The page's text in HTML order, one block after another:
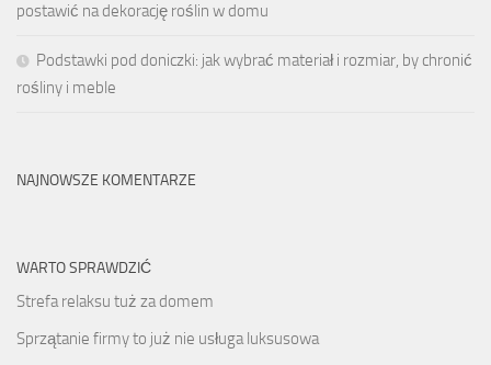
postawić na dekorację roślin w domu
Podstawki pod doniczki: jak wybrać materiał i rozmiar, by chronić
rośliny i meble
NAJNOWSZE KOMENTARZE
WARTO SPRAWDZIĆ
Strefa relaksu tuż za domem
Sprzątanie firmy to już nie usługa luksusowa